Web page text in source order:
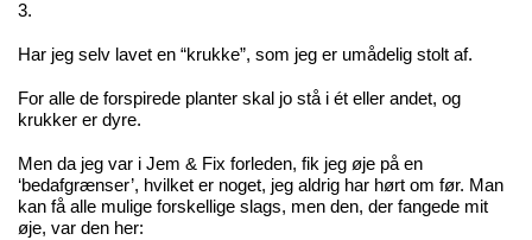
3.
Har jeg selv lavet en “krukke”, som jeg er umådelig stolt af.
For alle de forspirede planter skal jo stå i ét eller andet, og
krukker er dyre.
Men da jeg var i Jem & Fix forleden, fik jeg øje på en
‘bedafgrænser’, hvilket er noget, jeg aldrig har hørt om før. Man
kan få alle mulige forskellige slags, men den, der fangede mit
øje, var den her: